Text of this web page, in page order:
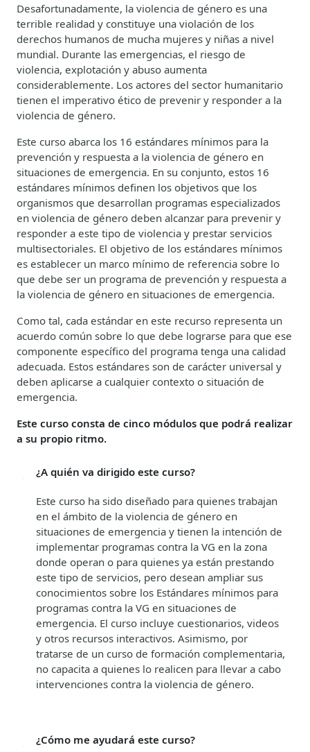
Desafortunadamente, la violencia de género es una
terrible realidad y constituye una violación de los
derechos humanos de mucha mujeres y niñas a nivel
mundial. Durante las emergencias, el riesgo de
violencia, explotación y abuso aumenta
considerablemente. Los actores del sector humanitario
tienen el imperativo ético de prevenir y responder a la
violencia de género.
Este curso abarca los 16 estándares mínimos para la
prevención y respuesta a la violencia de género en
situaciones de emergencia. En su conjunto, estos 16
estándares mínimos definen los objetivos que los
organismos que desarrollan programas especializados
en violencia de género deben alcanzar para prevenir y
responder a este tipo de violencia y prestar servicios
multisectoriales. El objetivo de los estándares mínimos
es establecer un marco mínimo de referencia sobre lo
que debe ser un programa de prevención y respuesta a
la violencia de género en situaciones de emergencia.
Como tal, cada estándar en este recurso representa un
acuerdo común sobre lo que debe lograrse para que ese
componente específico del programa tenga una calidad
adecuada. Estos estándares son de carácter universal y
deben aplicarse a cualquier contexto o situación de
emergencia.
Este curso consta de cinco módulos que podrá realizar
a su propio ritmo.
¿A quién va dirigido este curso?
Este curso ha sido diseñado para quienes trabajan
en el ámbito de la violencia de género en
situaciones de emergencia y tienen la intención de
implementar programas contra la VG en la zona
donde operan o para quienes ya están prestando
este tipo de servicios, pero desean ampliar sus
conocimientos sobre los Estándares mínimos para
programas contra la VG en situaciones de
emergencia. El curso incluye cuestionarios, videos
y otros recursos interactivos. Asimismo, por
tratarse de un curso de formación complementaria,
no capacita a quienes lo realicen para llevar a cabo
intervenciones contra la violencia de género.
¿Cómo me ayudará este curso?